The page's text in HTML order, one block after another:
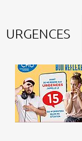
URGENCES